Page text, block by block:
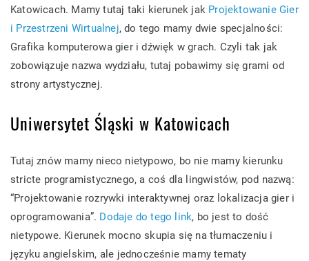
Katowicach. Mamy tutaj taki kierunek jak Projektowanie Gier
i Przestrzeni Wirtualnej, do tego mamy dwie specjalności:
Grafika komputerowa gier i dźwięk w grach. Czyli tak jak
zobowiązuje nazwa wydziału, tutaj pobawimy się grami od
strony artystycznej.
Uniwersytet Śląski w Katowicach
Tutaj znów mamy nieco nietypowo, bo nie mamy kierunku
stricte programistycznego, a coś dla lingwistów, pod nazwą:
“Projektowanie rozrywki interaktywnej oraz lokalizacja gier i
oprogramowania”. Dodaje do tego link, bo jest to dość
nietypowe. Kierunek mocno skupia się na tłumaczeniu i
języku angielskim, ale jednocześnie mamy tematy